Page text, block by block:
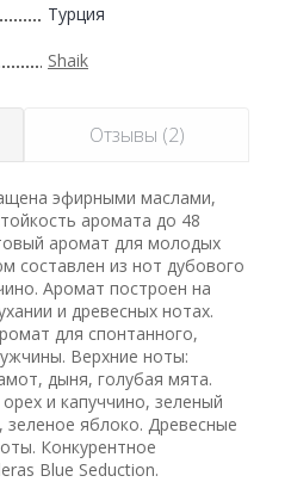
Турция
Shaik
Отзывы (2)
эфирными маслами,
аромата до 48
аромат для молодых
составлен из нот дубового
Аромат построен на
и древесных нотах.
для спонтанного,
Верхние ноты:
дыня, голубая мята.
и капуччино, зеленый
яблоко. Древесные
Конкурентное
Blue Seduction.